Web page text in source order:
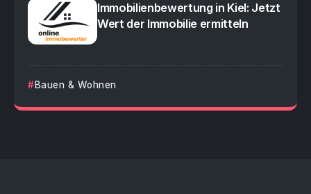
Immobilienbewertung in Kiel: Jetzt
Wert der Immobilie ermitteln
Bauen & Wohnen